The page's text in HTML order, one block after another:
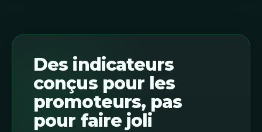
Des indicateurs
conçus pour les
promoteurs, pas
pour faire joli